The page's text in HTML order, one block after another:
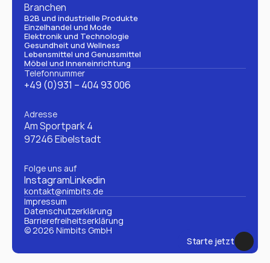
Starte jetzt
Branchen
B2B und industrielle Produkte
Einzelhandel und Mode
Elektronik und Technologie
Gesundheit und Wellness
Lebensmittel und Genussmittel
Möbel und Inneneinrichtung
kontakt@nimbits.de
Telefonnummer
+49 (0)931 – 404 93 006
Adresse
Am Sportpark 4
97246 Eibelstadt
Folge uns auf
InstagramLinkedin
Impressum
Datenschutzerklärung
Barrierefreiheitserklärung
© 2026 Nimbits GmbH